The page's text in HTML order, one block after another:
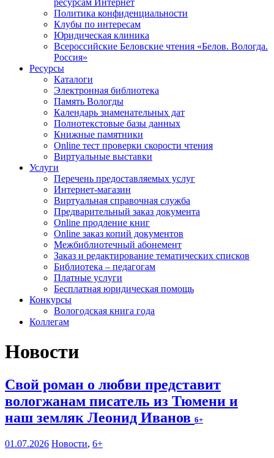
ресурсам Интернет
Политика конфиденциальности
Клубы по интересам
Юридическая клиника
Всероссийские Беловские чтения «Белов. Вологда.
Россия»
Ресурсы
Каталоги
Электронная библиотека
Память Вологды
Календарь знаменательных дат
Полнотекстовые базы данных
Книжные памятники
Online тест проверки скорости чтения
Виртуальные выставки
Услуги
Перечень предоставляемых услуг
Интернет-магазин
Виртуальная справочная служба
Предварительный заказ документа
Online продление книг
Online заказ копий документов
Межбиблиотечный абонемент
Заказ и редактирование тематических списков
Библиотека – педагогам
Платные услуги
Бесплатная юридическая помощь
Конкурсы
Вологодская книга года
Коллегам
Новости
Свой роман о любви представит
вологжанам писатель из Тюмени и
наш земляк Леонид Иванов 6+
01.07.2026 Новости, 6+